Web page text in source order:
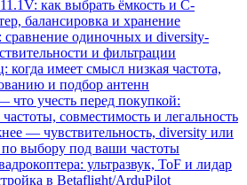
как выбрать ёмкость и C-
балансировка и хранение
одиночных и diversity-
и фильтрации
когда имеет смысл низкая частота,
и подбор антенн
учесть перед покупкой:
совместимость и легальность
— чувствительность, diversity или
по выбору под ваши частоты
ультразвук, ToF и лидар
в Betaflight/ArduPilot